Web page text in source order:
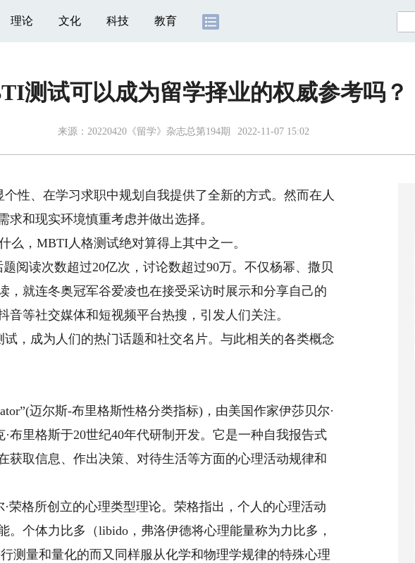
理论 文化 科技 教育
测试可以成为留学择业的权威参考吗？
来源：20220420《留学》杂志总第194期 2022-11-07 15:02
性、在学习求职中规划自我提供了全新的方式。然而在人
和现实环境慎重考虑并做出选择。
，MBTI人格测试绝对算得上其中之一。
阅读次数超过20亿次，讨论数超过90万。不仅杨幂、撒贝
，就连冬奥冠军谷爱凌也在接受采访时展示和分享自己的
音等社交媒体和短视频平台热搜，引发人们关注。
，成为人们的热门话题和社交名片。与此相关的各类概念
迈尔斯-布里格斯性格分类指标)，由美国作家伊莎贝尔·
布里格斯于20世纪40年代研制开发。它是一种自我报告式
获取信息、作出决策、对待生活等方面的心理活动规律和
格所创立的心理类型理论。荣格指出，个人的心理活动
。个体力比多（libido，弗洛伊德将心理能量称为力比多，
测量和量化的而又同样服从化学和物理学规律的特殊心理